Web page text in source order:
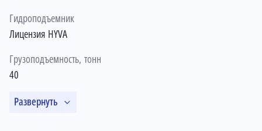
Гидроподъемник
Лицензия HYVA
Грузоподъемность, тонн
40
Развернуть